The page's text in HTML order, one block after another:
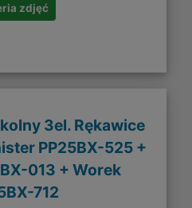
zdjęć
3el. Rękawice
PP25BX-525 +
013 + Worek
712